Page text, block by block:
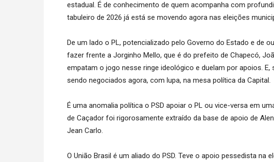
estadual. É de conhecimento de quem acompanha com
tabuleiro de 2026 já está se movendo agora nas eleições
De um lado o PL, potencializado pelo Governo do Estado e de
fazer frente a Jorginho Mello, que é do prefeito de Chapecó,
empatam o jogo nesse ringe ideológico e duelam por apoios.
sendo negociados agora, com lupa, na mesa política da Capital.
É uma anomalia política o PSD apoiar o PL ou vice-versa em
de Caçador foi rigorosamente extraído da base de apoio de
Jean Carlo.
O União Brasil é um aliado do PSD. Teve o apoio pessedista na